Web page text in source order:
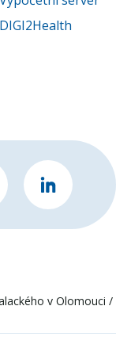
DIGI2Health
v Olomouci /